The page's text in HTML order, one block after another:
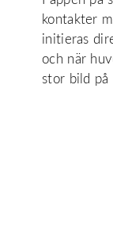
kontakter
initieras
och när
stor bild på